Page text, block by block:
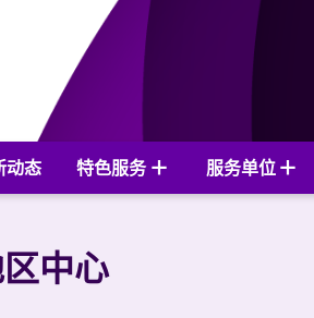
动态 特色服务 服务单位
中心